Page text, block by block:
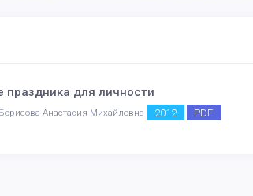
праздника для личности
Анастасия Михайловна 2012 PDF